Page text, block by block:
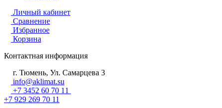
Личный кабинет
Сравнение
Избранное
Корзина
Контактная информация
г. Тюмень, Ул. Самарцева 3
info@aklimat.su
+7 3452 60 70 11
+7 929 269 70 11